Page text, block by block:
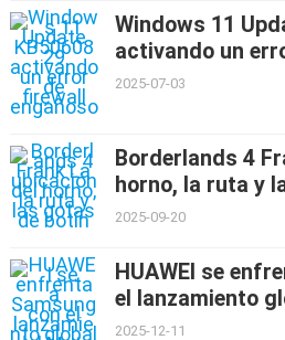
Windows 11
activando un
engañoso
2025-07-03
Borderlands 4
horno, la ruta y
2025-09-20
HUAWEI se
el lanzamiento
plegable
2025-12-11